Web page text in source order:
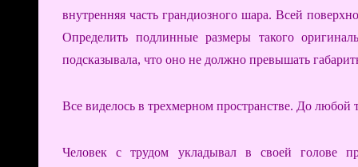
внутренняя часть грандиозного шара. Всей
Определить подлинные размеры такого
подсказывала, что оно не должно превышать
Все виделось в трехмерном пространстве. До любой
Человек с трудом укладывал в своей голове